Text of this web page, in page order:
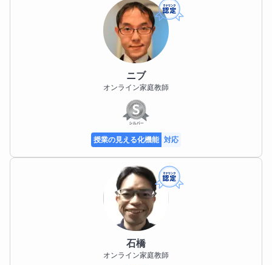
ニブ
オンライン家庭教師
授業の見える化機能 対応
石橋
オンライン家庭教師